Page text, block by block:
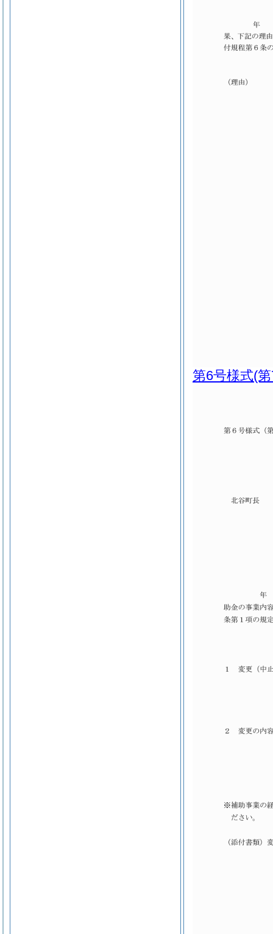
第6号様式(